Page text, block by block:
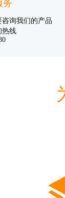
务
询我们的产品
热线